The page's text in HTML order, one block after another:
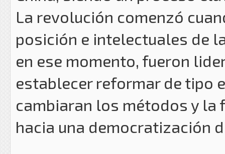
La revolución comenzó
posición e intelectuales de
en ese momento, fueron
establecer reformar de tipo
cambiaran los métodos y la
hacia una democratización